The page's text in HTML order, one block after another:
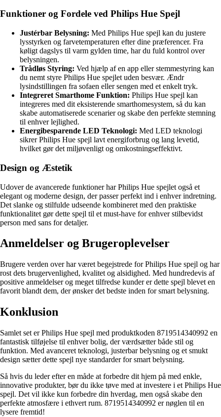
Funktioner og Fordele ved Philips Hue Spejl
Justérbar Belysning: Med Philips Hue spejl kan du justere
lysstyrken og farvetemperaturen efter dine præferencer. Fra
køligt dagslys til varm gylden time, har du fuld kontrol over
belysningen.
Trådløs Styring: Ved hjælp af en app eller stemmestyring kan
du nemt styre Philips Hue spejlet uden besvær. Ændr
lysindstillingen fra sofaen eller sengen med et enkelt tryk.
Integreret Smarthome Funktion: Philips Hue spejl kan
integreres med dit eksisterende smarthomesystem, så du kan
skabe automatiserede scenarier og skabe den perfekte stemning
til enhver lejlighed.
Energibesparende LED Teknologi: Med LED teknologi
sikrer Philips Hue spejl lavt energiforbrug og lang levetid,
hvilket gør det miljøvenligt og omkostningseffektivt.
Design og Æstetik
Udover de avancerede funktioner har Philips Hue spejlet også et
elegant og moderne design, der passer perfekt ind i enhver indretning.
Det slanke og stilfulde udseende kombineret med den praktiske
funktionalitet gør dette spejl til et must-have for enhver stilbevidst
person med sans for detaljer.
Anmeldelser og Brugeroplevelser
Brugere verden over har været begejstrede for Philips Hue spejl og har
rost dets brugervenlighed, kvalitet og alsidighed. Med hundredevis af
positive anmeldelser og meget tilfredse kunder er dette spejl blevet en
favorit blandt dem, der ønsker det bedste inden for smart belysning.
Konklusion
Samlet set er Philips Hue spejl med produktkoden 8719514340992 en
fantastisk tilføjelse til enhver bolig, der værdsætter både stil og
funktion. Med avanceret teknologi, justerbar belysning og et smukt
design sætter dette spejl nye standarder for smart belysning.
Så hvis du leder efter en måde at forbedre dit hjem på med enkle,
innovative produkter, bør du ikke tøve med at investere i et Philips Hue
spejl. Det vil ikke kun forbedre din hverdag, men også skabe den
perfekte atmosfære i ethvert rum. 8719514340992 er nøglen til en
lysere fremtid!